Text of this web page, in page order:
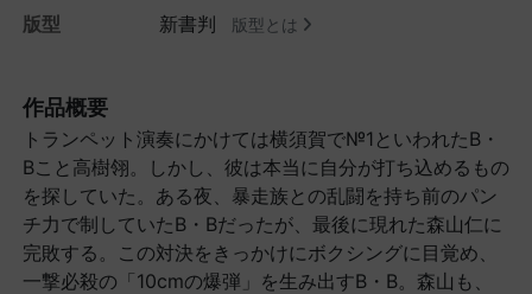
版型 新書判 版型とは
作品概要
トランペット演奏にかけては横須賀で№1といわれたB・
Bこと高樹翎。しかし、彼は本当に自分が打ち込めるもの
を探していた。ある夜、暴走族との乱闘を持ち前のパン
チ力で制していたB・Bだったが、最後に現れた森山仁に
完敗する。この対決をきっかけにボクシングに目覚め、
一撃必殺の「10cmの爆弾」を生み出すB・B。森山も、